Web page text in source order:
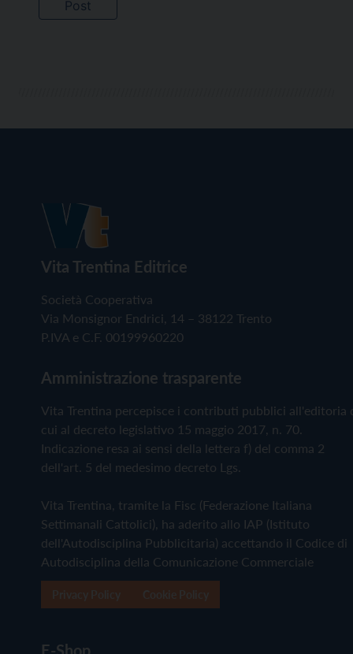
Vita Trentina Editrice
Società Cooperativa
Via Monsignor Endrici, 14 – 38122 Trento
P.IVA e C.F. 00199960220
Amministrazione trasparente
Vita Trentina percepisce i contributi pubblici all'editoria
cui al decreto legislativo 15 maggio 2017, n. 70.
Indicazione resa ai sensi della lettera f) del comma 2
dell'art. 5 del medesimo decreto Lgs.
Vita Trentina, tramite la Fisc (Federazione Italiana
Settimanali Cattolici), ha aderito allo IAP (Istituto
dell'Autodisciplina Pubblicitaria) accettando il Codice di
Autodisciplina della Comunicazione Commerciale
E-Shop